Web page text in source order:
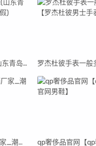
青岛高仿阿迪货源(山东青岛阿迪达斯代工厂真假)
高仿潮牌衣服直销厂家_潮牌男装高仿货源